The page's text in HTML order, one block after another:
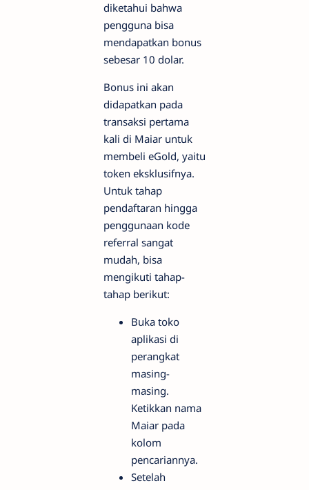
diketahui bahwa
pengguna bisa
mendapatkan bonus
sebesar 10 dolar.
Bonus ini akan
didapatkan pada
transaksi pertama
kali di Maiar untuk
membeli eGold, yaitu
token eksklusifnya.
Untuk tahap
pendaftaran hingga
penggunaan kode
referral sangat
mudah, bisa
mengikuti tahap-
tahap berikut:
Buka toko
aplikasi di
perangkat
masing-
masing.
Ketikkan nama
Maiar pada
kolom
pencariannya.
Setelah